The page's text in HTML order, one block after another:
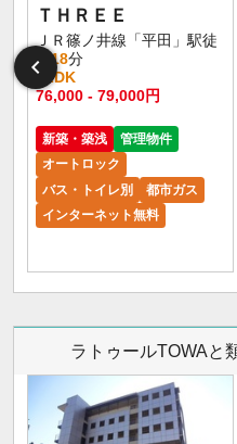
ＴＨＲＥＥ
ＪＲ篠ノ井線「平田」駅徒
歩18分
1LDK
76,000 - 79,000円
新築・築浅
管理物件
オートロック
バス・トイレ別
都市ガス
インターネット無料
ラトゥールTOWAと